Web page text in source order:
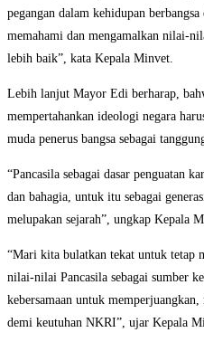
pegangan dalam kehidupan
memahami dan mengamalkan nilai-
lebih baik”, kata Kepala Minvet.
Lebih lanjut Mayor Edi berharap,
mempertahankan ideologi negara
muda penerus bangsa sebagai
“Pancasila sebagai dasar penguatan
dan bahagia, untuk itu sebagai
melupakan sejarah”, ungkap Kepala
“Mari kita bulatkan tekat untuk tetap
nilai-nilai Pancasila sebagai sumber
kebersamaan untuk
demi keutuhan NKRI”, ujar Kepala